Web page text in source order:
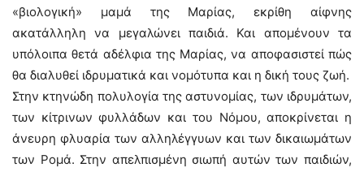
«βιολογική» μαμά της Μαρίας, εκρίθη αίφνης
ακατάλληλη να μεγαλώνει παιδιά. Και απομένουν τα
υπόλοιπα θετά αδέλφια της Μαρίας, να αποφασιστεί πώς
θα διαλυθεί ιδρυματικά και νομότυπα και η δική τους ζωή.
Στην κτηνώδη πολυλογία της αστυνομίας, των ιδρυμάτων,
των κίτρινων φυλλάδων και του Νόμου, αποκρίνεται η
άνευρη φλυαρία των αλληλέγγυων και των δικαιωμάτων
των Ρομά. Στην απελπισμένη σιωπή αυτών των παιδιών,